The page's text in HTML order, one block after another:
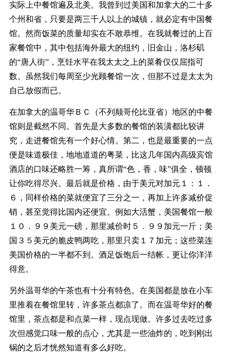
实际上中餐馆遍及北美。我曾到过美国和加拿大的二十多
个州和省，只要是两三千人以上的城镇，就必定有中国餐
馆。然而饭菜的质量却实在不敢恭维。在我就餐过的上百
家餐馆中，其中包括海外最大的纽约，旧金山，洛杉矶
的“唐人街”，烹饪水平在我太太之上的菜肴仅仅屈指可
数。虽然我们每周至少光顾餐馆一次，但那不过是太太为
自己放假而已。
在加拿大的温哥华ＢＣ（不列颠哥伦比亚省）地区的中餐
馆则是截然不同。首先是大多数的餐馆的装潢都比较讲
究，走进餐馆先有一个好心情。第二，也是最重要的一点
便是味道极佳，地地道道的粤菜，比这几年国内高级宾馆
酒店的口味还略胜一筹，真所谓“色，香，味”俱全，顿顿
让你吃得尽兴。最后就是价格，由于美元对加元１：１．
６，同样价格的菜就便宜了三分之一，再加上许多减价促
销，甚至觉得比国内还便宜。例如大活蟹，美国餐馆一般
１０．９９美元一磅，那里减价时５．９９加元一斤；美
国３５美元的脆皮鸭两吃，那里只卖１７加元；这些菜连
美国价格的一半都不到。酒足饭饱后一结帐，更让你洋洋
得意。
另外温哥华的午茶也有十分有特色。在美国都是放在小车
里推着在餐馆里转，许多茶点都凉了。而在温哥华好的餐
馆里，茶点都是和点菜一样，现点现做。许多过去吃过多
次但感觉口味一般的点心，尤其是一些油炸的，吃到刚出
锅的之后才恍然知道有多么好吃。